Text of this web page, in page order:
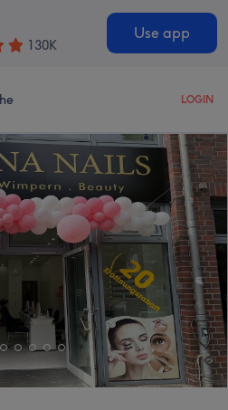
130K
Use app
LOGIN